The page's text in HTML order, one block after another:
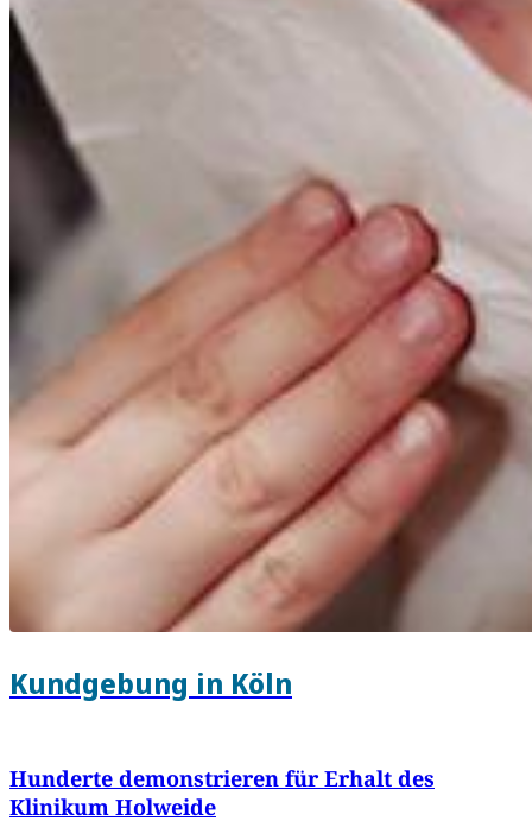
Kundgebung in Köln
Hunderte demonstrieren für Erhalt des
Klinikum Holweide